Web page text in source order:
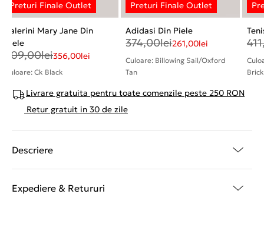
Balerini Mary Jane Din
Piele
509,00lei356,00lei
Culoare: Ck Black
Adidasi Din Piele
374,00lei261,00lei
Culoare: Billowing Sail/Oxford
Tan
Brick
Livrare gratuita pentru toate comenzile peste 250 RON
Retur gratuit in 30 de zile
Descriere
Expediere & Retururi